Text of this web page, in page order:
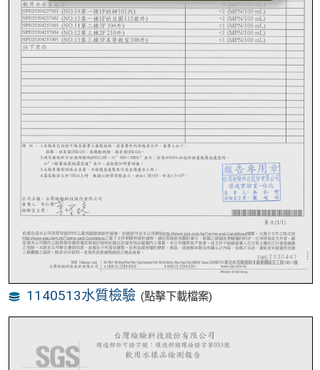
1140513水質檢驗 (點擊下載檔案)